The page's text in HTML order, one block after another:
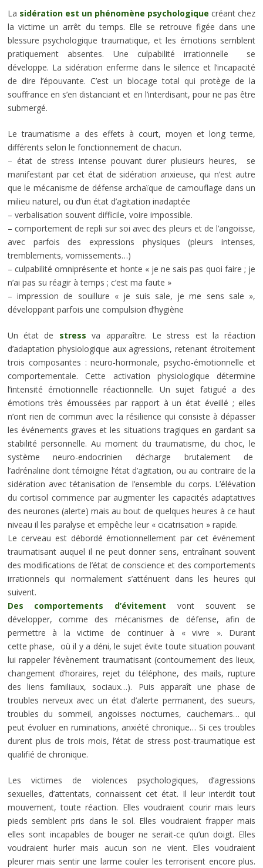
La sidération est un phénomène psychologique créant chez
la victime un arrêt du temps. Elle se retrouve figée dans une
blessure psychologique traumatique, et les émotions semblent
pratiquement absentes. Une culpabilité irrationnelle se
développe. La sidération enferme dans le silence et l’incapacité
de dire l’épouvante. C’est un blocage total qui protège de la
souffrance en s’en distanciant et en l’interdisant, pour ne pas être
submergé.
Le traumatisme a des effets à court, moyen et long terme,
différents selon le fonctionnement de chacun.
– état de stress intense pouvant durer plusieurs heures, se
manifestant par cet état de sidération anxieuse, qui n’est autre
que le mécanisme de défense archaïque de camouflage dans un
milieu naturel, ou d’un état d’agitation inadaptée
– verbalisation souvent difficile, voire impossible.
– comportement de repli sur soi avec des pleurs et de l’angoisse,
avec parfois des expressions physiques (pleurs intenses,
tremblements, vomissements…)
– culpabilité omniprésente et honte « je ne sais pas quoi faire ; je
n’ai pas su réagir à temps ; c’est ma faute »
– impression de souillure « je suis sale, je me sens sale »,
développant parfois une compulsion d’hygiène
Un état de stress va apparaître. Le stress est la réaction
d’adaptation physiologique aux agressions, retenant étroitement
trois composantes : neuro-hormonale, psycho-émotionnelle et
comportementale. Cette activation physiologique détermine
l’intensité émotionnelle réactionnelle. Un sujet fatigué a des
émotions très émoussées par rapport à un état éveillé ; elles
n’ont rien de commun avec la résilience qui consiste à dépasser
les événements graves et les situations tragiques en gardant sa
stabilité personnelle. Au moment du traumatisme, du choc, le
système neuro-endocrinien décharge brutalement de
l’adrénaline dont témoigne l’état d’agitation, ou au contraire de la
sidération avec tétanisation de l’ensemble du corps. L’élévation
du cortisol commence par augmenter les capacités adaptatives
des neurones (alerte) mais au bout de quelques heures à ce haut
niveau il les paralyse et empêche leur « cicatrisation » rapide.
Le cerveau est débordé émotionnellement par cet événement
traumatisant auquel il ne peut donner sens, entraînant souvent
des modifications de l’état de conscience et des comportements
irrationnels qui normalement s’atténuent dans les heures qui
suivent.
Des comportements d’évitement vont souvent se
développer, comme des mécanismes de défense, afin de
permettre à la victime de continuer à « vivre ». Durant
cette phase, où il y a déni, le sujet évite toute situation pouvant
lui rappeler l’évènement traumatisant (contournement des lieux,
changement d’horaires, rejet du téléphone, des mails, rupture
des liens familiaux, sociaux…). Puis apparaît une phase de
troubles nerveux avec un état d’alerte permanent, des sueurs,
troubles du sommeil, angoisses nocturnes, cauchemars… qui
peut évoluer en ruminations, anxiétéchronique… Si ces troubles
durent plus de trois mois, l’état de stress post-traumatique est
qualifié de chronique.
Les victimes de violences psychologiques, d’agressions
sexuelles, d’attentats, connaissent cet état. Il leur interdit tout
mouvement, toute réaction. Elles voudraient courir mais leurs
pieds semblent pris dans le sol. Elles voudraient frapper mais
elles sont incapables de bouger ne serait-ce qu’un doigt. Elles
voudraient hurler mais aucun son ne vient. Elles voudraient
pleurer mais sentir une larme couler les terrorisent encore plus.